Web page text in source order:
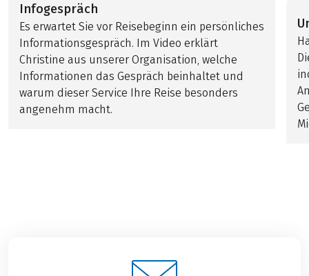
Infogespräch
Es erwartet Sie vor Reisebeginn ein persönliches
Informationsgespräch. Im Video erklärt
Christine aus unserer Organisation, welche
Informationen das Gespräch beinhaltet und
warum dieser Service Ihre Reise besonders
angenehm macht.